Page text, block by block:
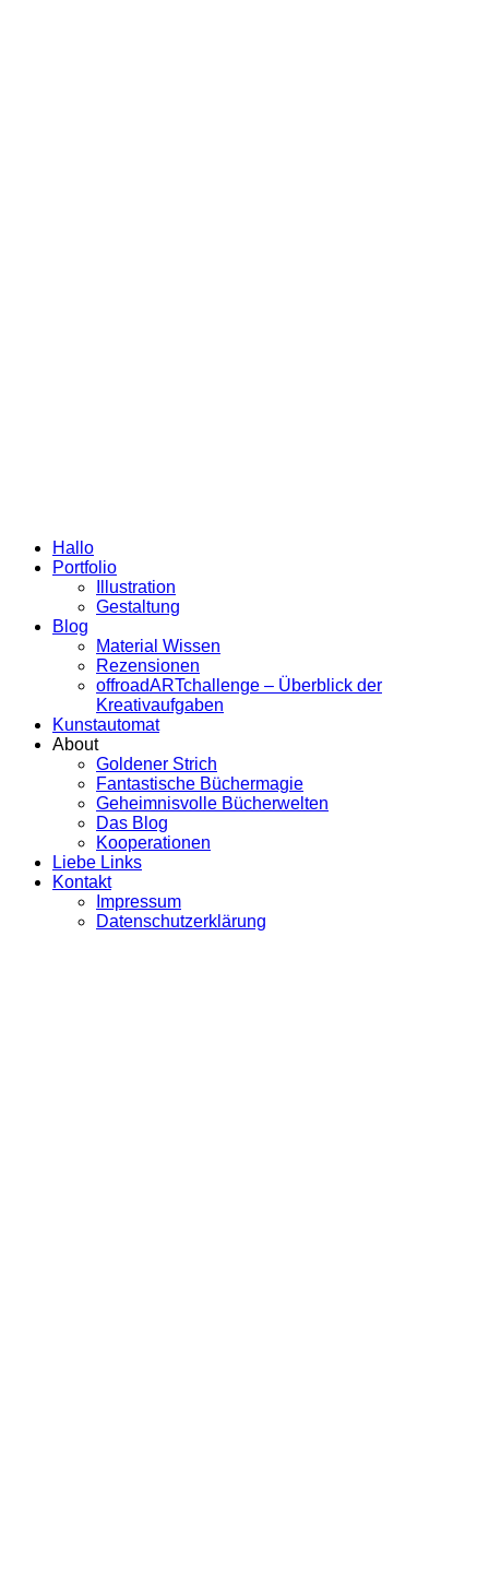
Hallo
Portfolio
Illustration
Gestaltung
Blog
Material Wissen
Rezensionen
offroadARTchallenge – Überblick der
Kreativaufgaben
Kunstautomat
About
Goldener Strich
Fantastische Büchermagie
Geheimnisvolle Bücherwelten
Das Blog
Kooperationen
Liebe Links
Kontakt
Impressum
Datenschutzerklärung